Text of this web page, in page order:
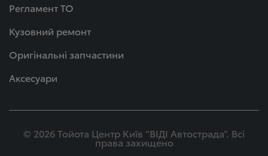
Регламент ТО
Кузовний ремонт
Оригінальні запчастини
Аксесуари
© 2026 Тойота Центр Київ “ВІДІ Автострада”. Всі
права захищено